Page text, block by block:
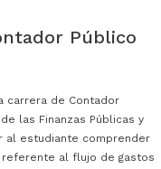
Público
carrera de Contador
las Finanzas Públicas y
al estudiante comprender
al flujo de gastos